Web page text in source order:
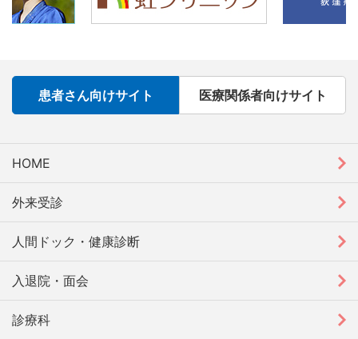
患者さん向けサイト 医療関係者向けサイト
HOME
外来受診
人間ドック・健康診断
入退院・面会
診療科